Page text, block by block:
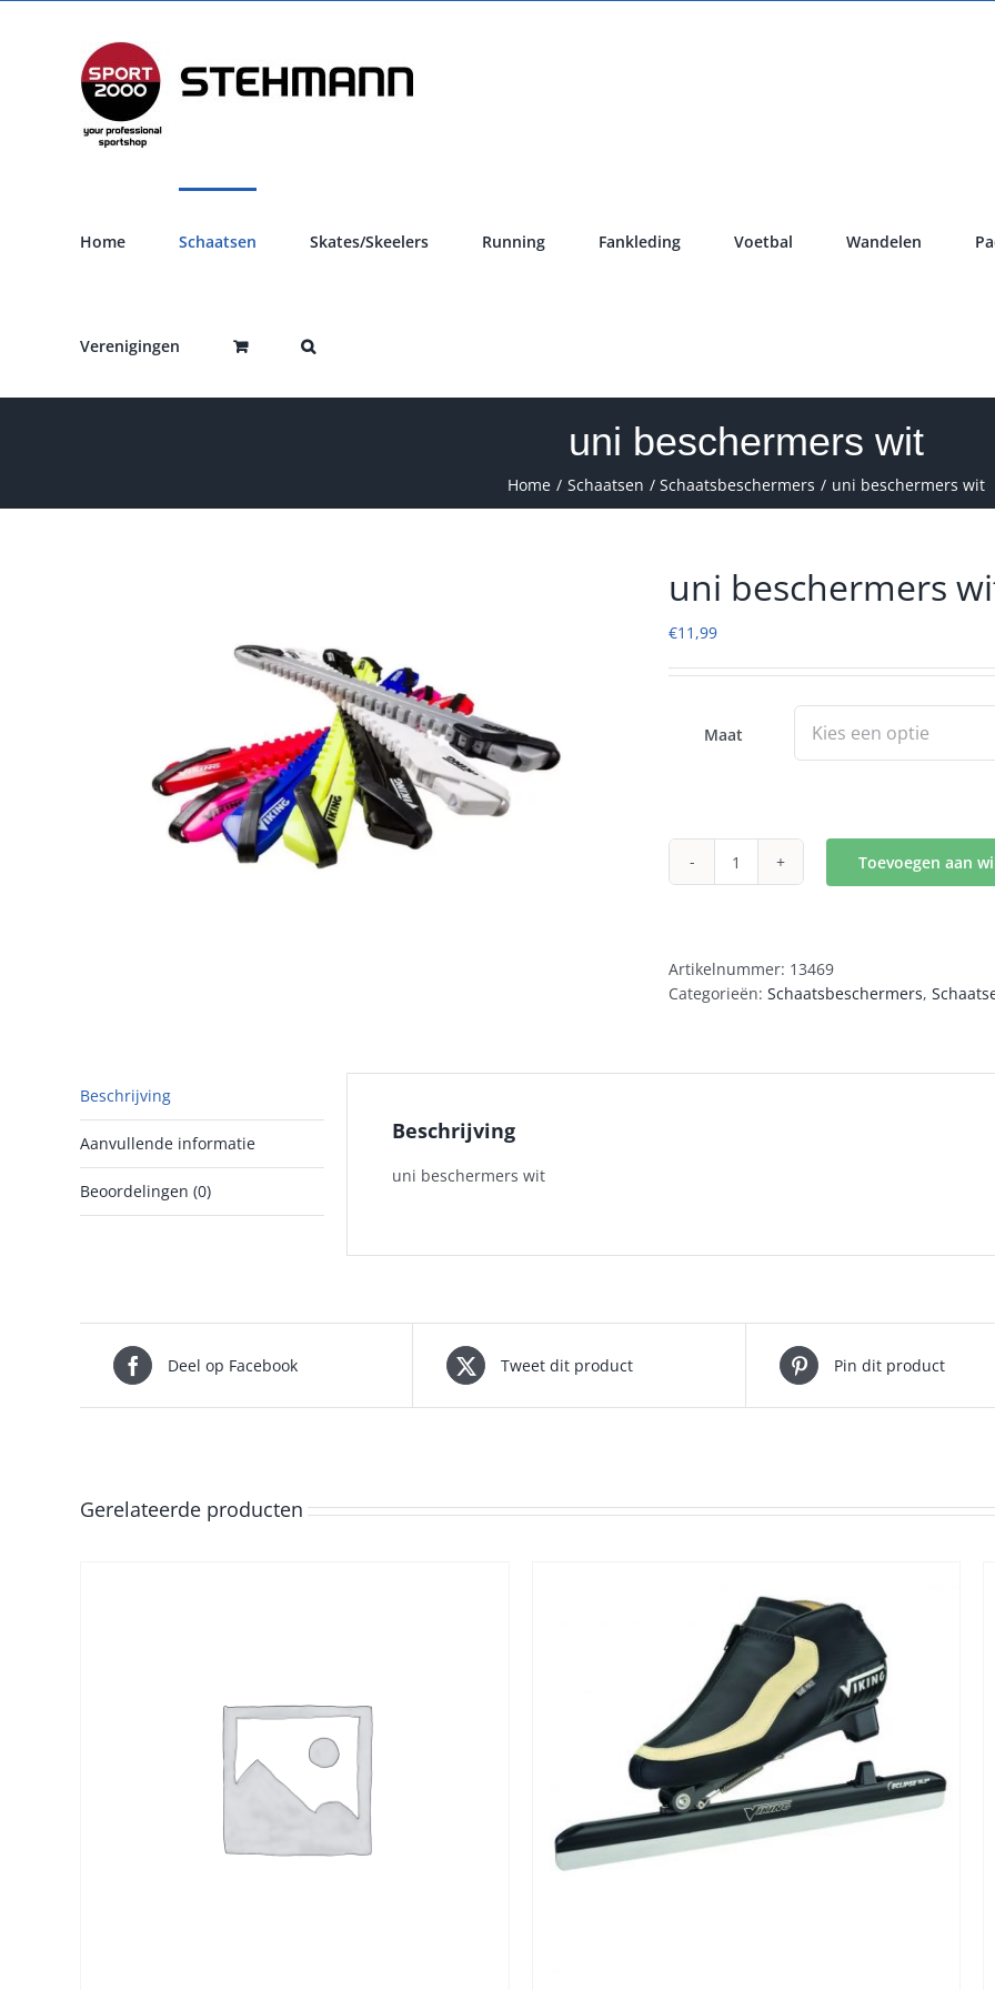
Home Schaatsen Skates/Skeelers Running Fankleding Voetbal Wandelen
Verenigingen
uni beschermers wit
Home Schaatsen Schaatsbeschermers uni beschermers wit
uni beschermers
€11,99
Maat
uni
Toevoegen aan
Artikelnummer: 13469
Categorieën: Schaatsbeschermers,
Beschrijving
Aanvullende informatie
Beoordelingen (0)
Beschrijving
uni beschermers wit
Deel op Facebook Tweet dit product Pin dit product
Gerelateerde producten